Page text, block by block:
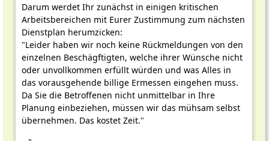
Darum werdet Ihr zunächst in einigen kritischen
Arbeitsbereichen mit Eurer Zustimmung zum nächsten
Dienstplan herumzicken:
"Leider haben wir noch keine Rückmeldungen von den
einzelnen Beschägftigten, welche ihrer Wünsche nicht
oder unvollkommen erfüllt würden und was Alles in
das vorausgehende billige Ermessen eingehen muss.
Da Sie die Betroffenen nicht unmittelbar in Ihre
Planung einbeziehen, müssen wir das mühsam selbst
übernehmen. Das kostet Zeit."